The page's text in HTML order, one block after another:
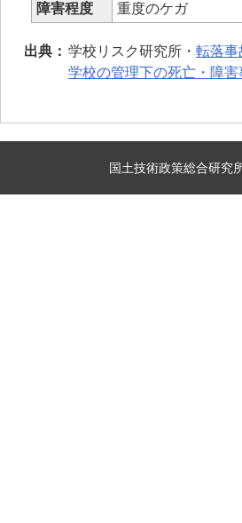
障害程度
重度のケガ
出典： 学校リスク研究所・ 転落事
学校の管理下の死亡・障
国土技術政策総合研